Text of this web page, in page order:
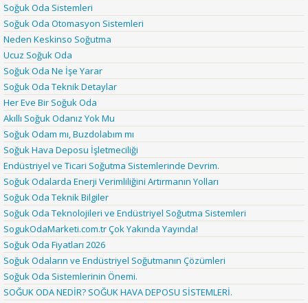
Soğuk Oda Sistemleri
Soğuk Oda Otomasyon Sistemleri
Neden Keskinso Soğutma
Ucuz Soğuk Oda
Soğuk Oda Ne İşe Yarar
Soğuk Oda Teknik Detaylar
Her Eve Bir Soğuk Oda
Akıllı Soğuk Odanız Yok Mu
Soğuk Odam mı, Buzdolabım mı
Soğuk Hava Deposu İşletmeciliği
Endüstriyel ve Ticari Soğutma Sistemlerinde Devrim.
Soğuk Odalarda Enerji Verimliliğini Artırmanın Yolları
Soğuk Oda Teknik Bilgiler
Soğuk Oda Teknolojileri ve Endüstriyel Soğutma Sistemleri
SogukOdaMarketi.com.tr Çok Yakında Yayında!
Soğuk Oda Fiyatları 2026
Soğuk Odaların ve Endüstriyel Soğutmanın Çözümleri
Soğuk Oda Sistemlerinin Önemi.
SOĞUK ODA NEDİR? SOĞUK HAVA DEPOSU SİSTEMLERİ.